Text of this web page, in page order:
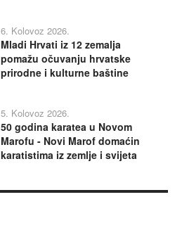
6. Kolovoz 2026.
Mladi Hrvati iz 12 zemalja
pomažu očuvanju hrvatske
prirodne i kulturne baštine
5. Kolovoz 2026.
50 godina karatea u Novom
Marofu - Novi Marof domaćin
karatistima iz zemlje i svijeta